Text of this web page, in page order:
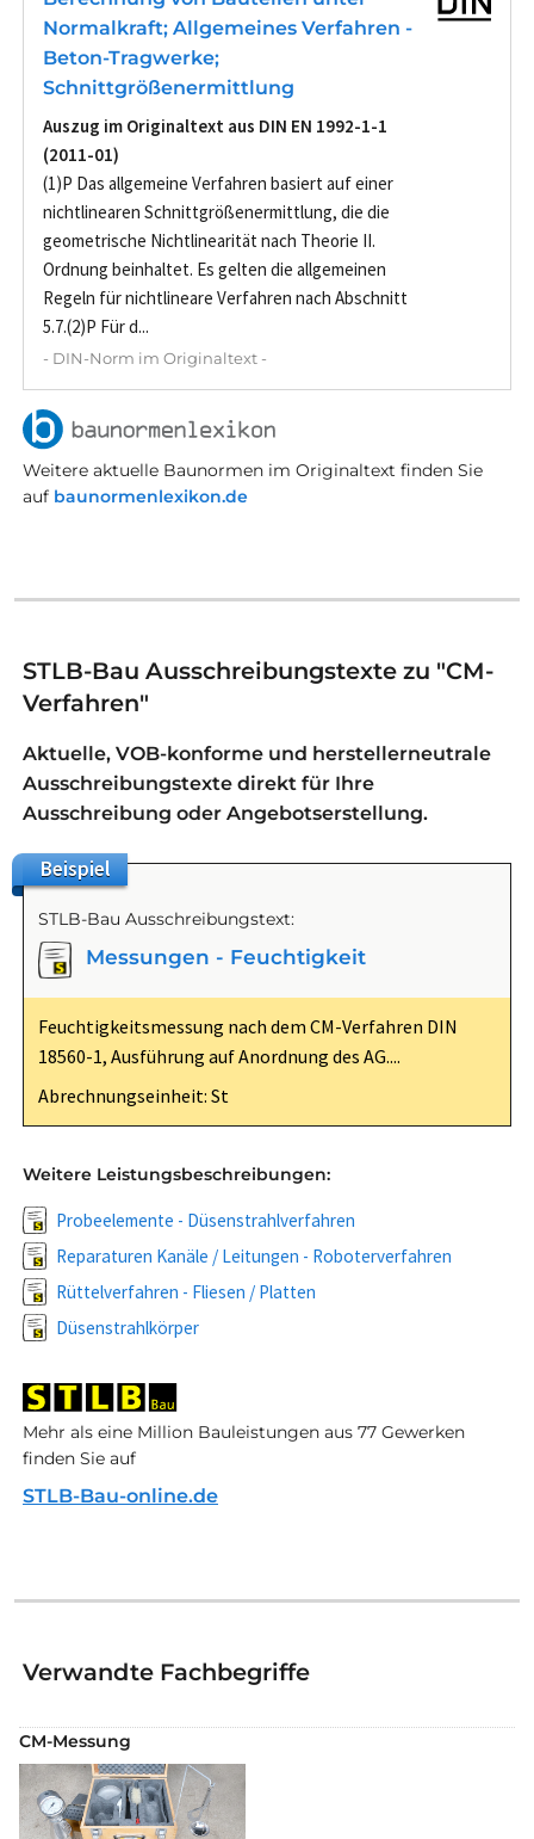
Normalkraft; Allgemeines Verfahren -
Beton-Tragwerke;
Schnittgrößenermittlung
Auszug im Originaltext aus DIN EN 1992-1-1
(2011-01)
(1)P Das allgemeine Verfahren basiert auf einer
nichtlinearen Schnittgrößenermittlung, die die
geometrische Nichtlinearität nach Theorie II.
Ordnung beinhaltet. Es gelten die allgemeinen
Regeln für nichtlineare Verfahren nach Abschnitt
5.7.(2)P Für d...
- DIN-Norm im Originaltext -
Weitere aktuelle Baunormen im Originaltext finden Sie
auf baunormenlexikon.de
STLB-Bau Ausschreibungstexte zu "CM-
Verfahren"
Aktuelle, VOB-konforme und herstellerneutrale
Ausschreibungstexte direkt für Ihre
Ausschreibung oder Angebotserstellung.
Beispiel
STLB-Bau Ausschreibungstext:
Messungen - Feuchtigkeit
Feuchtigkeitsmessung nach dem CM-Verfahren DIN
18560-1, Ausführung auf Anordnung des AG....
Abrechnungseinheit: St
Weitere Leistungsbeschreibungen:
Probeelemente - Düsenstrahlverfahren
Reparaturen Kanäle / Leitungen - Roboterverfahren
Rüttelverfahren - Fliesen / Platten
Düsenstrahlkörper
Mehr als eine Million Bauleistungen aus 77 Gewerken
finden Sie auf
STLB-Bau-online.de
Verwandte Fachbegriffe
CM-Messung